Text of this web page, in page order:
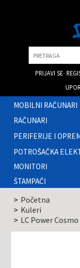
PRIJAVI SE
MOBILNI RAČUNARI
RAČUNARI
PERIFERIJE I
POTROŠAČKA
MONITORI
ŠTAMPAČI
Početna
Kuleri
LC Power Cosmo